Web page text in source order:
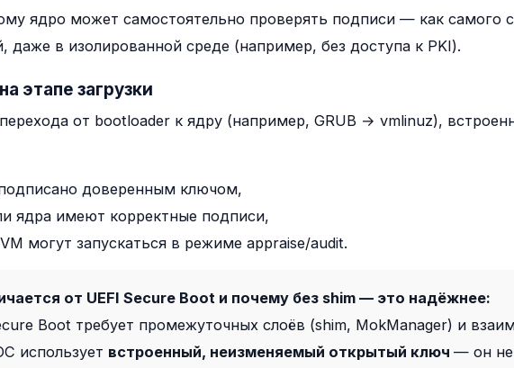
ядро может самостоятельно проверять подписи — как самого
даже в изолированной среде (например, без доступа к PKI).
этапе загрузки
от bootloader к ядру (например, GRUB → vmlinuz),
доверенным ключом,
ядра имеют корректные подписи,
могут запускаться в режиме appraise/audit.
от UEFI Secure Boot и почему без shim — это надёжнее:
Boot требует промежуточных слоёв (shim, MokManager) и
использует встроенный, неизменяемый открытый ключ — он не